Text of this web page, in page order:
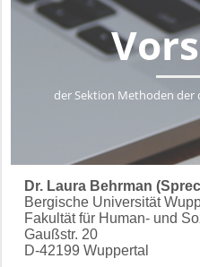
der Sektion Methoden der
Dr. Laura Behrman
Bergische Universität
Fakultät für Human- und
Gaußstr. 20
D-42199 Wuppertal